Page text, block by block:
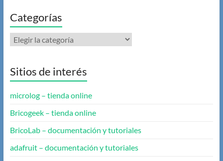
Categorías
Categorías
Sitios de interés
microlog – tienda online
Bricogeek – tienda online
BricoLab – documentación y tutoriales
adafruit – documentación y tutoriales